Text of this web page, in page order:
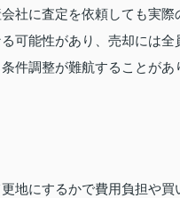
社に査定を依頼しても実際
可能性があり、売却には全
件調整が難航することがあ
地にするかで費用負担や